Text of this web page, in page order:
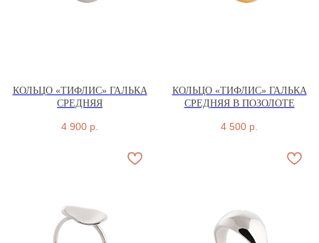
КОЛЬЦО «ТИФЛИС» ГАЛЬКА
СРЕДНЯЯ
4 900 р.
КОЛЬЦО «ТИФЛИС» ГАЛЬКА
СРЕДНЯЯ В ПОЗОЛОТЕ
4 500 р.